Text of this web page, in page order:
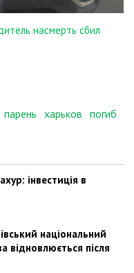
насмерть сбил
парень харьков погиб
інвестиція в
національний
відновлюється після